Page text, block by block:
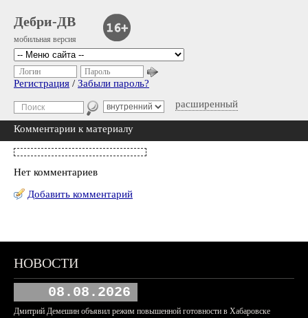
Дебри-ДВ
мобильная версия
расширенный
Логин Пароль
Регистрация / Забыли пароль?
Комментарии к материалу
Нет комментариев
Добавить комментарий
НОВОСТИ
08.08.2026
Дмитрий Демешин объявил режим повышенной готовности в Хабаровске